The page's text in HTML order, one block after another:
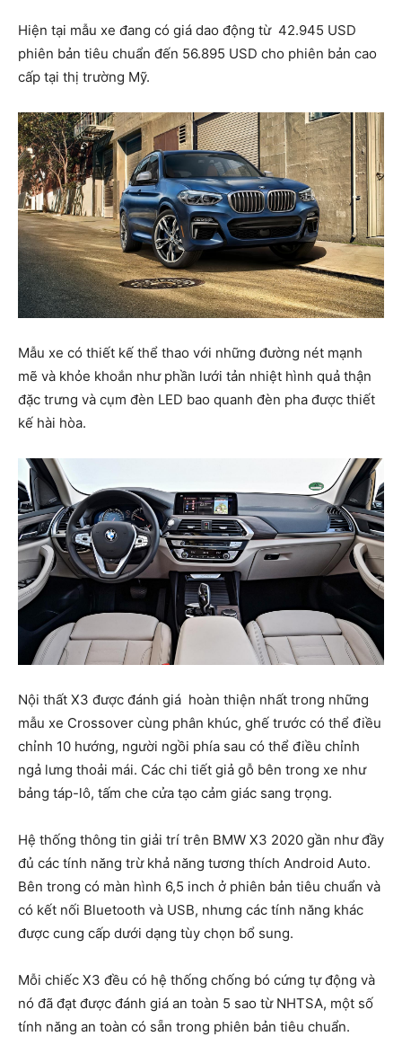
Hiện tại mẫu xe đang có giá dao động từ 42.945 USD
phiên bản tiêu chuẩn đến 56.895 USD cho phiên bản cao
cấp tại thị trường Mỹ.
Mẫu xe có thiết kế thể thao với những đường nét mạnh
mẽ và khỏe khoắn như phần lưới tản nhiệt hình quả thận
đặc trưng và cụm đèn LED bao quanh đèn pha được thiết
kế hài hòa.
Nội thất X3 được đánh giá hoàn thiện nhất trong những
mẫu xe Crossover cùng phân khúc, ghế trước có thể điều
chỉnh 10 hướng, người ngồi phía sau có thể điều chỉnh
ngả lưng thoải mái. Các chi tiết giả gỗ bên trong xe như
bảng táp-lô, tấm che cửa tạo cảm giác sang trọng.
Hệ thống thông tin giải trí trên BMW X3 2020 gần như đầy
đủ các tính năng trừ khả năng tương thích Android Auto.
Bên trong có màn hình 6,5 inch ở phiên bản tiêu chuẩn và
có kết nối Bluetooth và USB, nhưng các tính năng khác
được cung cấp dưới dạng tùy chọn bổ sung.
Mỗi chiếc X3 đều có hệ thống chống bó cứng tự động và
nó đã đạt được đánh giá an toàn 5 sao từ NHTSA, một số
tính năng an toàn có sẵn trong phiên bản tiêu chuẩn.